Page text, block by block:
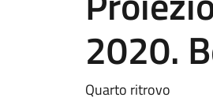
2020.
Quarto ritrovo